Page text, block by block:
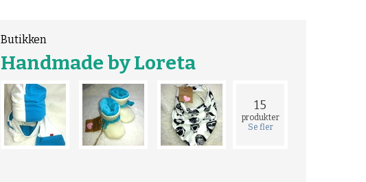
Butikken
Handmade by Loreta
15
produkter
Se fler